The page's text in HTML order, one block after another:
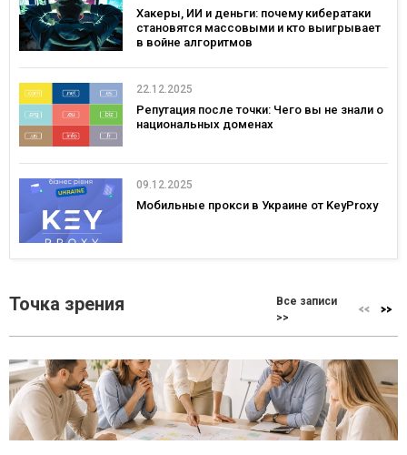
Хакеры, ИИ и деньги: почему кибератаки
становятся массовыми и кто выигрывает
в войне алгоритмов
22.12.2025
Репутация после точки: Чего вы не знали о
национальных доменах
09.12.2025
Мобильные прокси в Украине от KeyProxy
Точка зрения
Все записи
>>